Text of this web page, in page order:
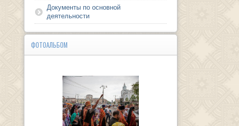
Документы по основной
деятельности
ФОТОАЛЬБОМ